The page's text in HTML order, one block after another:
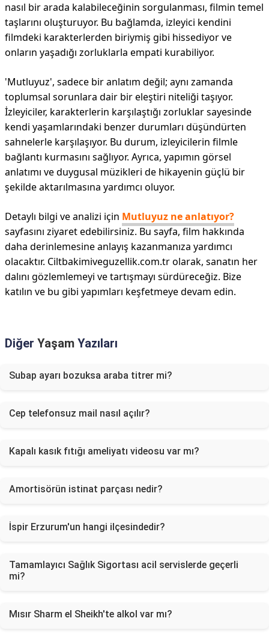
nasıl bir arada kalabileceğinin sorgulanması, filmin temel
taşlarını oluşturuyor. Bu bağlamda, izleyici kendini
filmdeki karakterlerden biriymiş gibi hissediyor ve
onların yaşadığı zorluklarla empati kurabiliyor.
'Mutluyuz', sadece bir anlatım değil; aynı zamanda
toplumsal sorunlara dair bir eleştiri niteliği taşıyor.
İzleyiciler, karakterlerin karşılaştığı zorluklar sayesinde
kendi yaşamlarındaki benzer durumları düşündürten
sahnelerle karşılaşıyor. Bu durum, izleyicilerin filmle
bağlantı kurmasını sağlıyor. Ayrıca, yapımın görsel
anlatımı ve duygusal müzikleri de hikayenin güçlü bir
şekilde aktarılmasına yardımcı oluyor.
Detaylı bilgi ve analizi için Mutluyuz ne anlatıyor?
sayfasını ziyaret edebilirsiniz. Bu sayfa, film hakkında
daha derinlemesine anlayış kazanmanıza yardımcı
olacaktır. Ciltbakimiveguzellik.com.tr olarak, sanatın her
dalını gözlemlemeyi ve tartışmayı sürdüreceğiz. Bize
katılın ve bu gibi yapımları keşfetmeye devam edin.
Diğer Yaşam Yazıları
Subap ayarı bozuksa araba titrer mi?
Cep telefonsuz mail nasıl açılır?
Kapalı kasık fıtığı ameliyatı videosu var mı?
Amortisörün istinat parçası nedir?
İspir Erzurum'un hangi ilçesindedir?
Tamamlayıcı Sağlık Sigortası acil servislerde geçerli
mi?
Mısır Sharm el Sheikh'te alkol var mı?